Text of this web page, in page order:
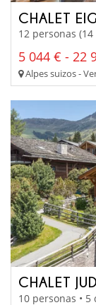
CHALET
12 personas
5 044 € - 22
Alpes suizos -
CHALET
10 personas •